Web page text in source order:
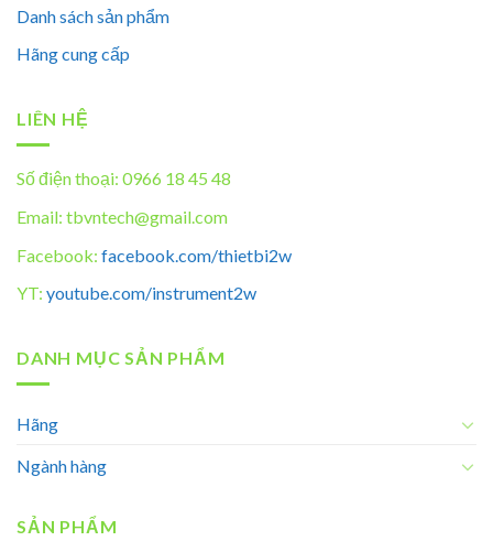
Danh sách sản phẩm
Hãng cung cấp
LIÊN HỆ
Số điện thoại: 0966 18 45 48
Email: tbvntech@gmail.com
Facebook: facebook.com/thietbi2w
YT: youtube.com/instrument2w
DANH MỤC SẢN PHẨM
Hãng
Ngành hàng
SẢN PHẨM